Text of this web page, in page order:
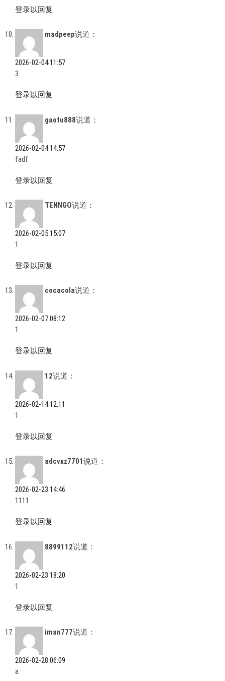
登录以回复
madpeep说道：
2026-02-04 11:57
3
登录以回复
gaofu888说道：
2026-02-04 14:57
fadf
登录以回复
TENNGO说道：
2026-02-05 15:07
1
登录以回复
cocacola说道：
2026-02-07 08:12
1
登录以回复
12说道：
2026-02-14 12:11
1
登录以回复
adcvxz7701说道：
2026-02-23 14:46
1111
登录以回复
8899112说道：
2026-02-23 18:20
1
登录以回复
iman777说道：
2026-02-28 06:09
a